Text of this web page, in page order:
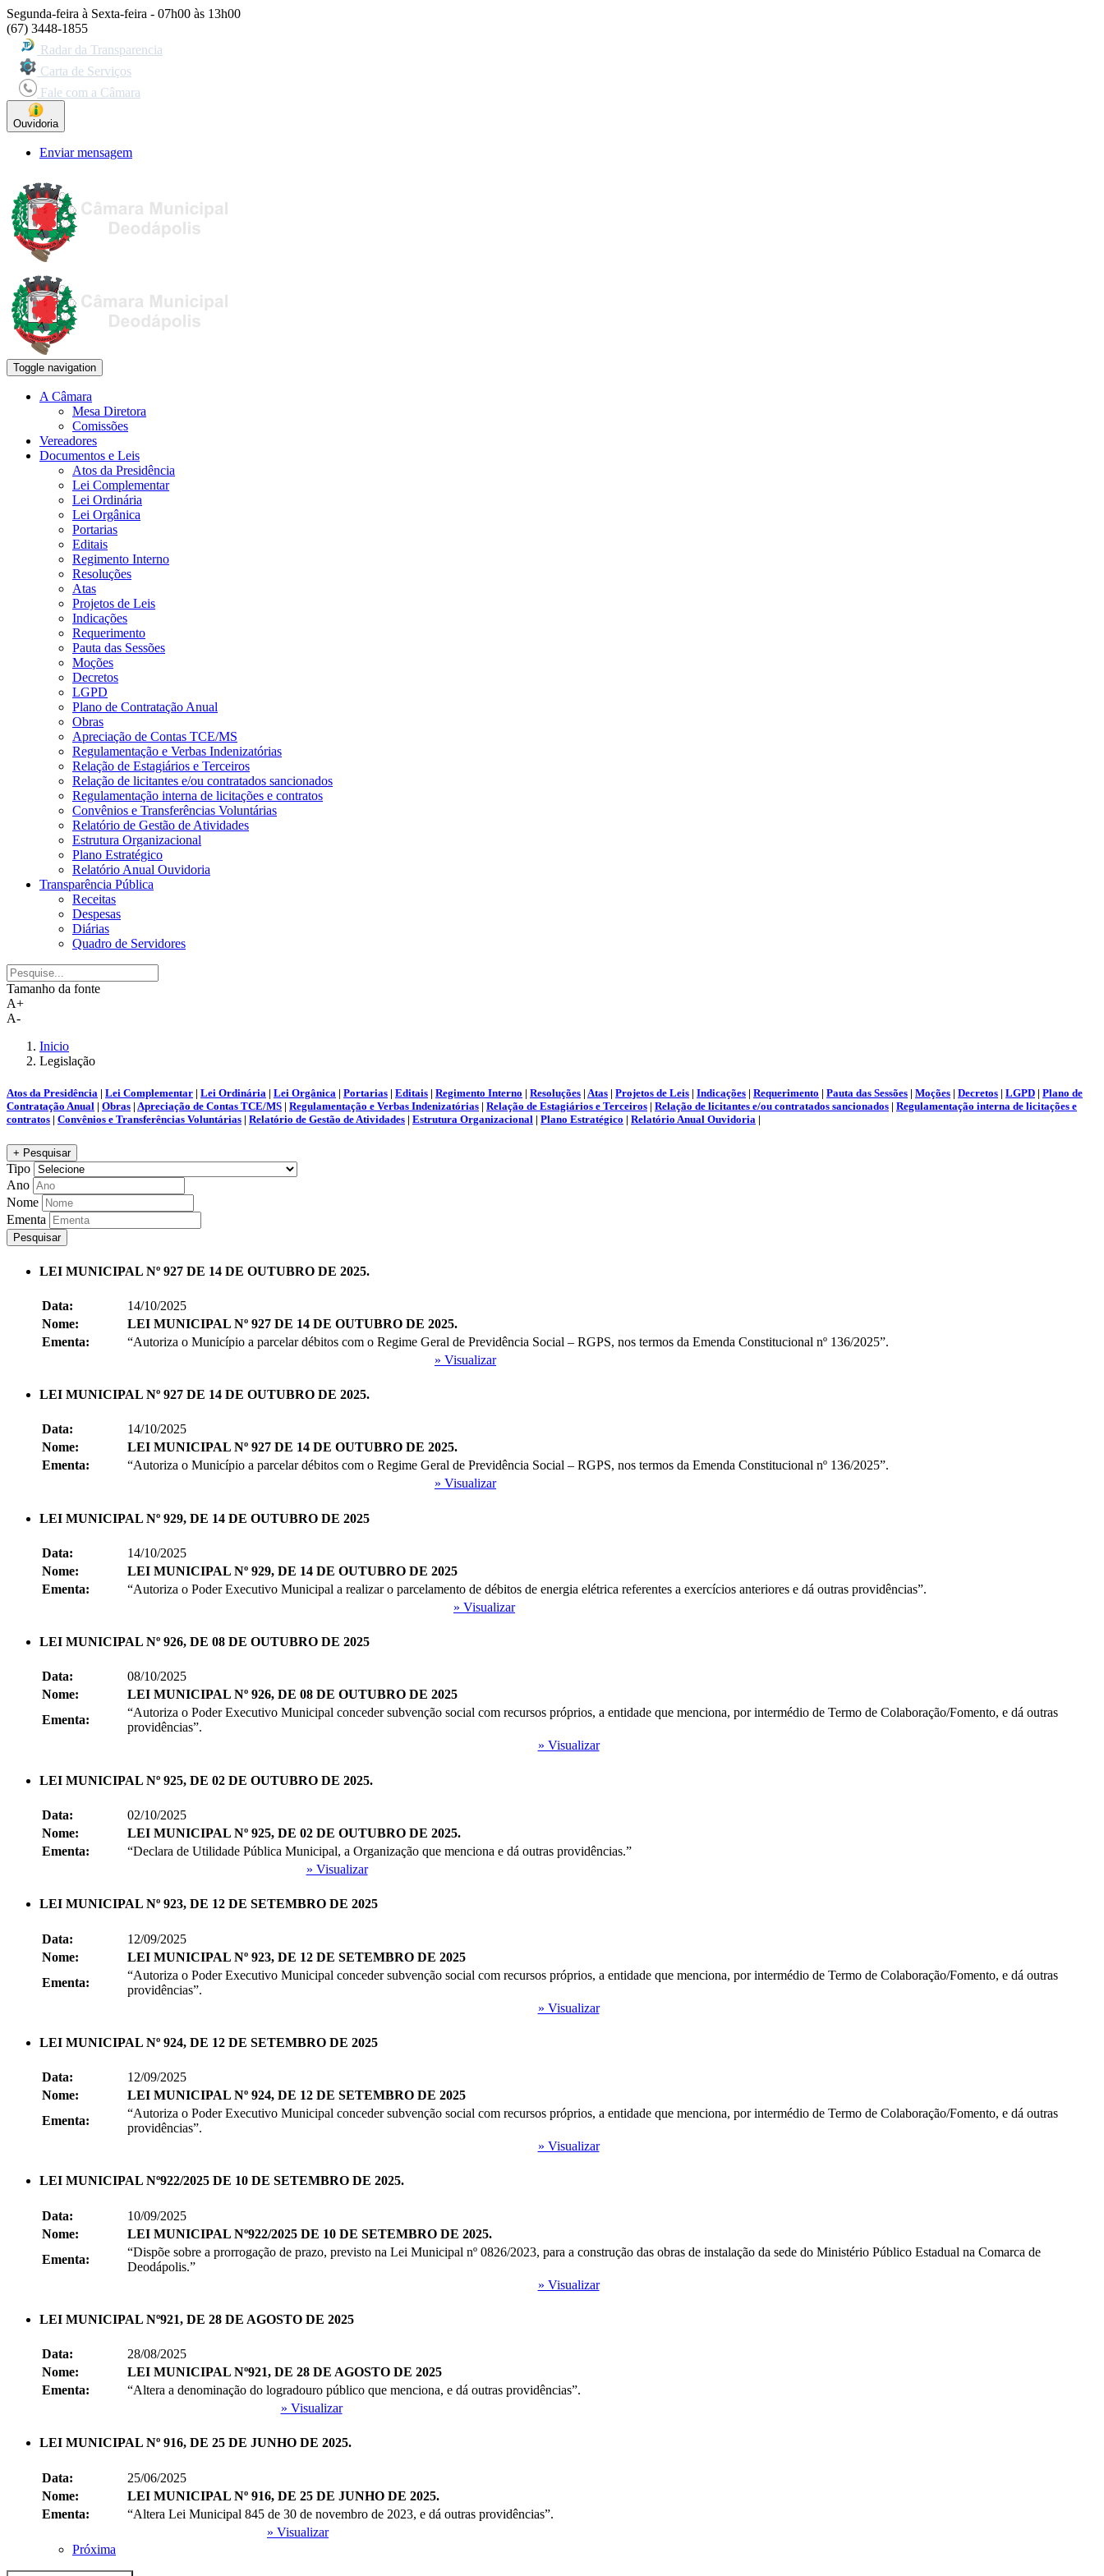
Segunda-feira à Sexta-feira - 07h00 às 13h00
(67) 3448-1855
Radar da Transparencia
Carta de Serviços
Fale com a Câmara
Ouvidoria
Enviar mensagem
Toggle navigation
A Câmara
Mesa Diretora
Comissões
Vereadores
Documentos e Leis
Atos da Presidência
Lei Complementar
Lei Ordinária
Lei Orgânica
Portarias
Editais
Regimento Interno
Resoluções
Atas
Projetos de Leis
Indicações
Requerimento
Pauta das Sessões
Moções
Decretos
LGPD
Plano de Contratação Anual
Obras
Apreciação de Contas TCE/MS
Regulamentação e Verbas Indenizatórias
Relação de Estagiários e Terceiros
Relação de licitantes e/ou contratados sancionados
Regulamentação interna de licitações e contratos
Convênios e Transferências Voluntárias
Relatório de Gestão de Atividades
Estrutura Organizacional
Plano Estratégico
Relatório Anual Ouvidoria
Transparência Pública
Receitas
Despesas
Diárias
Quadro de Servidores
Tamanho da fonte
A+
A-
Inicio
Legislação
Atos da Presidência | Lei Complementar | Lei Ordinária | Lei Orgânica | Portarias | Editais | Regimento Interno | Resoluções | Atas | Projetos de Leis | Indicações | Requerimento | Pauta das Sessões | Moções | Decretos | LGPD | Plano de
Contratação Anual | Obras | Apreciação de Contas TCE/MS | Regulamentação e Verbas Indenizatórias | Relação de Estagiários e Terceiros | Relação de licitantes e/ou contratados sancionados | Regulamentação interna de licitações e
contratos | Convênios e Transferências Voluntárias | Relatório de Gestão de Atividades | Estrutura Organizacional | Plano Estratégico | Relatório Anual Ouvidoria |
+ Pesquisar
Tipo
Ano
Nome
Ementa
Pesquisar
LEI MUNICIPAL Nº 927 DE 14 DE OUTUBRO DE 2025.
Data:
14/10/2025
Nome:
LEI MUNICIPAL Nº 927 DE 14 DE OUTUBRO DE 2025.
Ementa:
“Autoriza o Município a parcelar débitos com o Regime Geral de Previdência Social – RGPS, nos termos da Emenda Constitucional nº 136/2025”.
» Visualizar
LEI MUNICIPAL Nº 927 DE 14 DE OUTUBRO DE 2025.
Data:
14/10/2025
Nome:
LEI MUNICIPAL Nº 927 DE 14 DE OUTUBRO DE 2025.
Ementa:
“Autoriza o Município a parcelar débitos com o Regime Geral de Previdência Social – RGPS, nos termos da Emenda Constitucional nº 136/2025”.
» Visualizar
LEI MUNICIPAL Nº 929, DE 14 DE OUTUBRO DE 2025
Data:
14/10/2025
Nome:
LEI MUNICIPAL Nº 929, DE 14 DE OUTUBRO DE 2025
Ementa:
“Autoriza o Poder Executivo Municipal a realizar o parcelamento de débitos de energia elétrica referentes a exercícios anteriores e dá outras providências”.
» Visualizar
LEI MUNICIPAL Nº 926, DE 08 DE OUTUBRO DE 2025
Data:
08/10/2025
Nome:
LEI MUNICIPAL Nº 926, DE 08 DE OUTUBRO DE 2025
Ementa:
“Autoriza o Poder Executivo Municipal conceder subvenção social com recursos próprios, a entidade que menciona, por intermédio de Termo de Colaboração/Fomento, e dá outras
providências”.
» Visualizar
LEI MUNICIPAL Nº 925, DE 02 DE OUTUBRO DE 2025.
Data:
02/10/2025
Nome:
LEI MUNICIPAL Nº 925, DE 02 DE OUTUBRO DE 2025.
Ementa:
“Declara de Utilidade Pública Municipal, a Organização que menciona e dá outras providências.”
» Visualizar
LEI MUNICIPAL Nº 923, DE 12 DE SETEMBRO DE 2025
Data:
12/09/2025
Nome:
LEI MUNICIPAL Nº 923, DE 12 DE SETEMBRO DE 2025
Ementa:
“Autoriza o Poder Executivo Municipal conceder subvenção social com recursos próprios, a entidade que menciona, por intermédio de Termo de Colaboração/Fomento, e dá outras
providências”.
» Visualizar
LEI MUNICIPAL Nº 924, DE 12 DE SETEMBRO DE 2025
Data:
12/09/2025
Nome:
LEI MUNICIPAL Nº 924, DE 12 DE SETEMBRO DE 2025
Ementa:
“Autoriza o Poder Executivo Municipal conceder subvenção social com recursos próprios, a entidade que menciona, por intermédio de Termo de Colaboração/Fomento, e dá outras
providências”.
» Visualizar
LEI MUNICIPAL Nº922/2025 DE 10 DE SETEMBRO DE 2025.
Data:
10/09/2025
Nome:
LEI MUNICIPAL Nº922/2025 DE 10 DE SETEMBRO DE 2025.
Ementa:
“Dispõe sobre a prorrogação de prazo, previsto na Lei Municipal nº 0826/2023, para a construção das obras de instalação da sede do Ministério Público Estadual na Comarca de
Deodápolis.”
» Visualizar
LEI MUNICIPAL Nº921, DE 28 DE AGOSTO DE 2025
Data:
28/08/2025
Nome:
LEI MUNICIPAL Nº921, DE 28 DE AGOSTO DE 2025
Ementa:
“Altera a denominação do logradouro público que menciona, e dá outras providências”.
» Visualizar
LEI MUNICIPAL Nº 916, DE 25 DE JUNHO DE 2025.
Data:
25/06/2025
Nome:
LEI MUNICIPAL Nº 916, DE 25 DE JUNHO DE 2025.
Ementa:
“Altera Lei Municipal 845 de 30 de novembro de 2023, e dá outras providências”.
» Visualizar
Próxima